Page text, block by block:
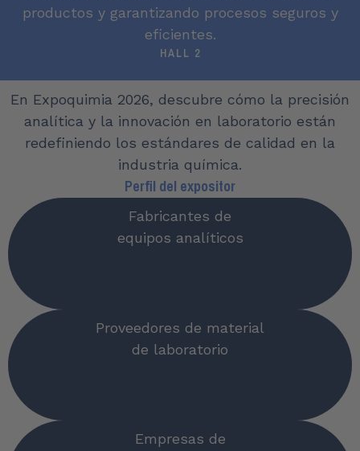
productos y garantizando procesos seguros y
eficientes.
HALL 2
En Expoquimia 2026, descubre cómo la precisión
analítica y la innovación en laboratorio están
redefiniendo los estándares de calidad en la
industria química.​
Perfil del expositor
Fabricantes de
equipos analíticos
Proveedores de material
de laboratorio
Empresas de